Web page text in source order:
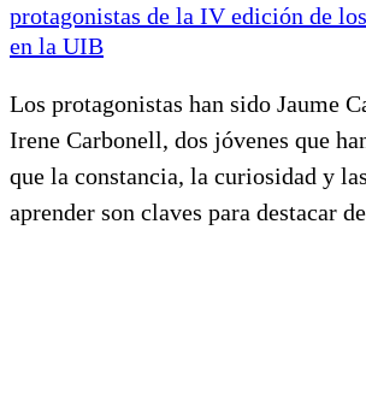
protagonistas de la IV edición de
en la UIB
Los protagonistas han sido Jaume
Irene Carbonell, dos jóvenes que
que la constancia, la curiosidad y
aprender son claves para destacar